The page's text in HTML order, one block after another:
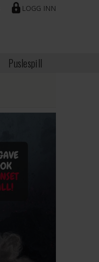
LOGG INN
Puslespill